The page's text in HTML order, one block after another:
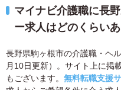
マイナビ介護職に長
ー求人はどのくらい
長野県駒ヶ根市の介護職・ヘ
月10日更新）。サイト上に掲
もございます。 無料転職支援